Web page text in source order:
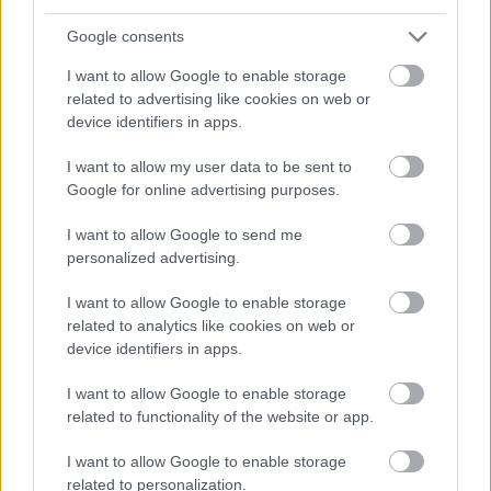
Google consents
I want to allow Google to enable storage
related to advertising like cookies on web or
device identifiers in apps.
I want to allow my user data to be sent to
Google for online advertising purposes.
I want to allow Google to send me
personalized advertising.
I want to allow Google to enable storage
related to analytics like cookies on web or
device identifiers in apps.
I want to allow Google to enable storage
related to functionality of the website or app.
I want to allow Google to enable storage
related to personalization.
Hozzászólások
Már letöltheted az Epic Games
Store legújabb ingyenes
mobiljátékát, ami aztán örökre
a tiéd marad
vonatkozik a piactér ajánlata.